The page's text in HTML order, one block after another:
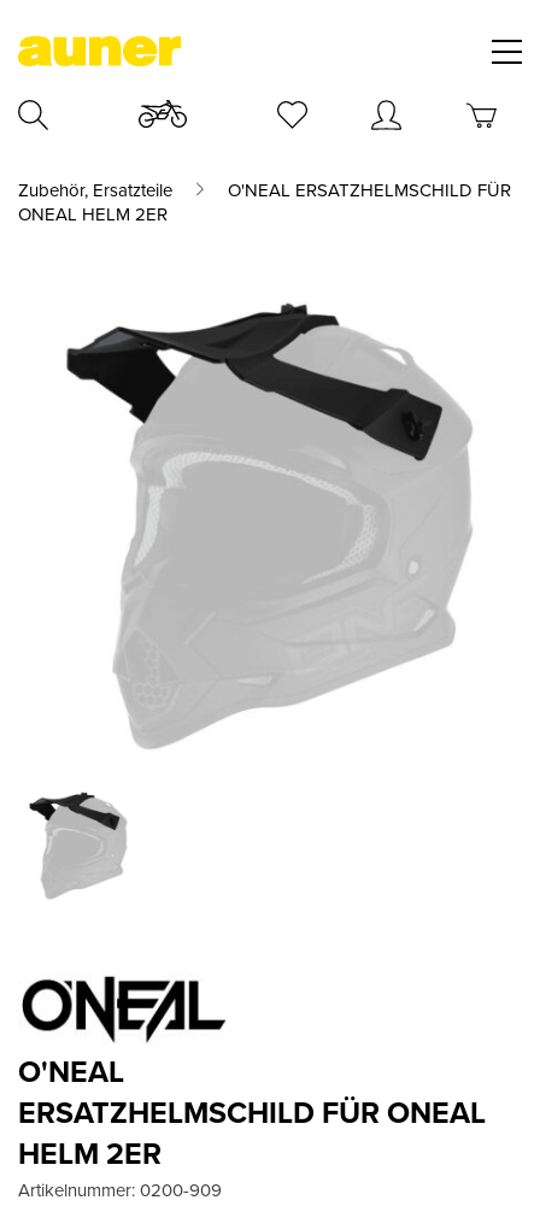
Zubehör, Ersatzteile
O'NEAL ERSATZHELMSCHILD FÜR
ONEAL HELM 2ER
O'NEAL
ERSATZHELMSCHILD FÜR ONEAL
HELM 2ER
Artikelnummer:0200-909